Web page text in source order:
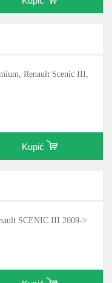
Renault Scenic III,
Kupić
SCENIC III 2009->